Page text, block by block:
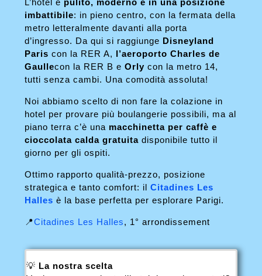
L’hotel è pulito, moderno e in una posizione
imbattibile: in pieno centro, con la fermata della
metro letteralmente davanti alla porta
d’ingresso. Da qui si raggiunge Disneyland
Paris con la RER A, l’aeroporto Charles de
Gaullecon la RER B eOrly con la metro 14,
tutti senza cambi. Una comodità assoluta!
Noi abbiamo scelto di non fare la colazione in
hotel per provare più boulangerie possibili, ma al
piano terra c’è una macchinetta per caffè e
cioccolata calda gratuita disponibile tutto il
giorno per gli ospiti.
Ottimo rapporto qualità-prezzo, posizione
strategica e tanto comfort: ilCitadines Les
Halles è la base perfetta per esplorare Parigi.
📍Citadines Les Halles, 1° arrondissement
💡 La nostra scelta